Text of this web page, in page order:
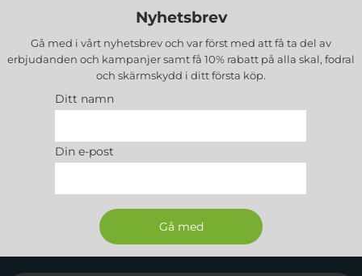
Nyhetsbrev
Gå med i vårt nyhetsbrev och var först med att få ta del av
erbjudanden och kampanjer samt få 10% rabatt på alla skal, fodral
och skärmskydd i ditt första köp.
Ditt namn
Din e-post